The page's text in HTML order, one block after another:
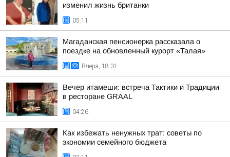
изменил жизнь британки
05:11
Магаданская пенсионерка рассказала о
поездке на обновленный курорт «Талая»
Вчера, 18:31
Вечер итамеши: встреча Тактики и Традиции
в ресторане GRAAL
04:26
Как избежать ненужных трат: советы по
экономии семейного бюджета